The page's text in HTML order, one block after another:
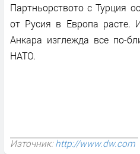
Партньорството с Турция
от Русия в Европа расте.
Анкара изглежда все по-
НАТО.
Източник: http://www.dw.com